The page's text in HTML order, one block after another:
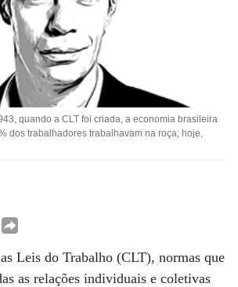
quando a CLT foi criada, a economia brasileira
dos trabalhadores trabalhavam na roça; hoje,
Leis do Trabalho (CLT), normas que
as relações individuais e coletivas